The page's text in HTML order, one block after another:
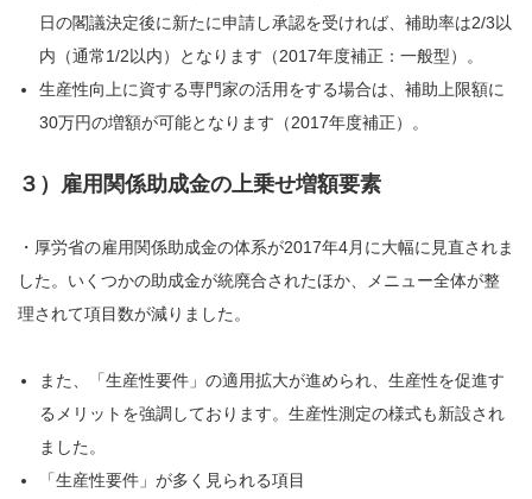
日の閣議決定後に新たに申請し承認を受ければ、補助率は2/3以
内（通常1/2以内）となります（2017年度補正：一般型）。
生産性向上に資する専門家の活用をする場合は、補助上限額に
30万円の増額が可能となります（2017年度補正）。
３）雇用関係助成金の上乗せ増額要素
・厚労省の雇用関係助成金の体系が2017年4月に大幅に見直されま
した。いくつかの助成金が統廃合されたほか、メニュー全体が整
理されて項目数が減りました。
また、「生産性要件」の適用拡大が進められ、生産性を促進す
るメリットを強調しております。生産性測定の様式も新設され
ました。
「生産性要件」が多く見られる項目